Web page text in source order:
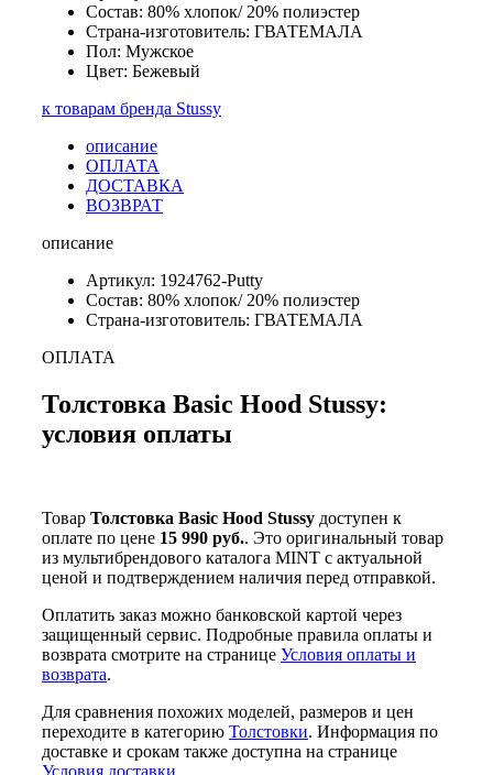
Состав: 80% хлопок/ 20% полиэстер
Страна-изготовитель: ГВАТЕМАЛА
Пол: Мужское
Цвет: Бежевый
к товарам бренда Stussy
описание
ОПЛАТА
ДОСТАВКА
ВОЗВРАТ
описание
Артикул: 1924762-Putty
Состав: 80% хлопок/ 20% полиэстер
Страна-изготовитель: ГВАТЕМАЛА
ОПЛАТА
Толстовка Basic Hood Stussy:
условия оплаты
Товар Толстовка Basic Hood Stussy доступен к
оплате по цене 15 990 руб.. Это оригинальный товар
из мультибрендового каталога MINT с актуальной
ценой и подтверждением наличия перед отправкой.
Оплатить заказ можно банковской картой через
защищенный сервис. Подробные правила оплаты и
возврата смотрите на странице Условия оплаты и
возврата.
Для сравнения похожих моделей, размеров и цен
переходите в категорию Толстовки. Информация по
доставке и срокам также доступна на странице